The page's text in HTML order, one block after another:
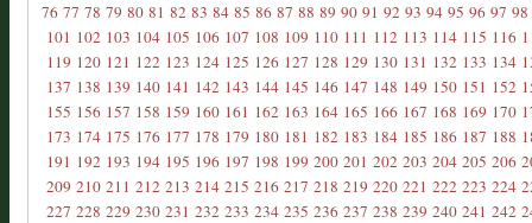
76 77 78 79 80 81 82 83 84 85 86 87 88 89 90 91 92 93 94 95 96 97 98
101 102 103 104 105 106 107 108 109 110 111 112 113 114 115 116
119 120 121 122 123 124 125 126 127 128 129 130 131 132 133 134
137 138 139 140 141 142 143 144 145 146 147 148 149 150 151 152
155 156 157 158 159 160 161 162 163 164 165 166 167 168 169 170
173 174 175 176 177 178 179 180 181 182 183 184 185 186 187 188
191 192 193 194 195 196 197 198 199 200 201 202 203 204 205 206
209 210 211 212 213 214 215 216 217 218 219 220 221 222 223 224
227 228 229 230 231 232 233 234 235 236 237 238 239 240 241 242